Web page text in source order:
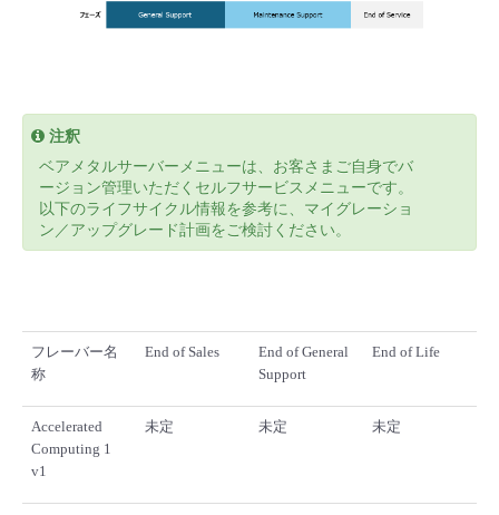
注釈
ベアメタルサーバーメニューは、お客さまご自身でバ
ージョン管理いただくセルフサービスメニューです。
以下のライフサイクル情報を参考に、マイグレーショ
ン／アップグレード計画をご検討ください。
フレーバー名
称
End of Sales
End of General
Support
End of Life
Accelerated
Computing 1
v1
未定 未定 未定